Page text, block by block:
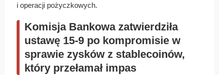
i operacji pożyczkowych.
Komisja Bankowa zatwierdziła
ustawę 15-9 po kompromisie w
sprawie zysków z stablecoinów,
który przełamał impas